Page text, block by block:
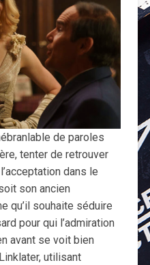
de paroles
tenter de retrouver
dans le
son ancien
qu’il souhaite séduire
pour qui l’admiration
avant se voit bien
utilisant